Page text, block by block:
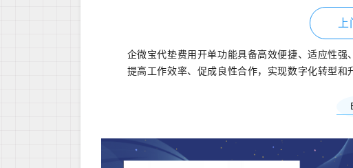
企微宝代垫费用开单功能具备高效便捷、适应性
提高工作效率、促成良性合作，实现数字化转型和